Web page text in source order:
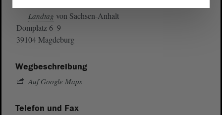
Landtag von Sachsen-Anhalt
Domplatz 6–9
39104 Magdeburg
Wegbeschreibung
Auf Google Maps
Telefon und Fax